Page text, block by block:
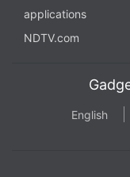
applications
NDTV.com
English